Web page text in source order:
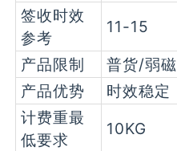
签收时效
参考
11-15
产品限制
普货/弱磁
产品优势
时效稳定
计费重最
低要求
10KG